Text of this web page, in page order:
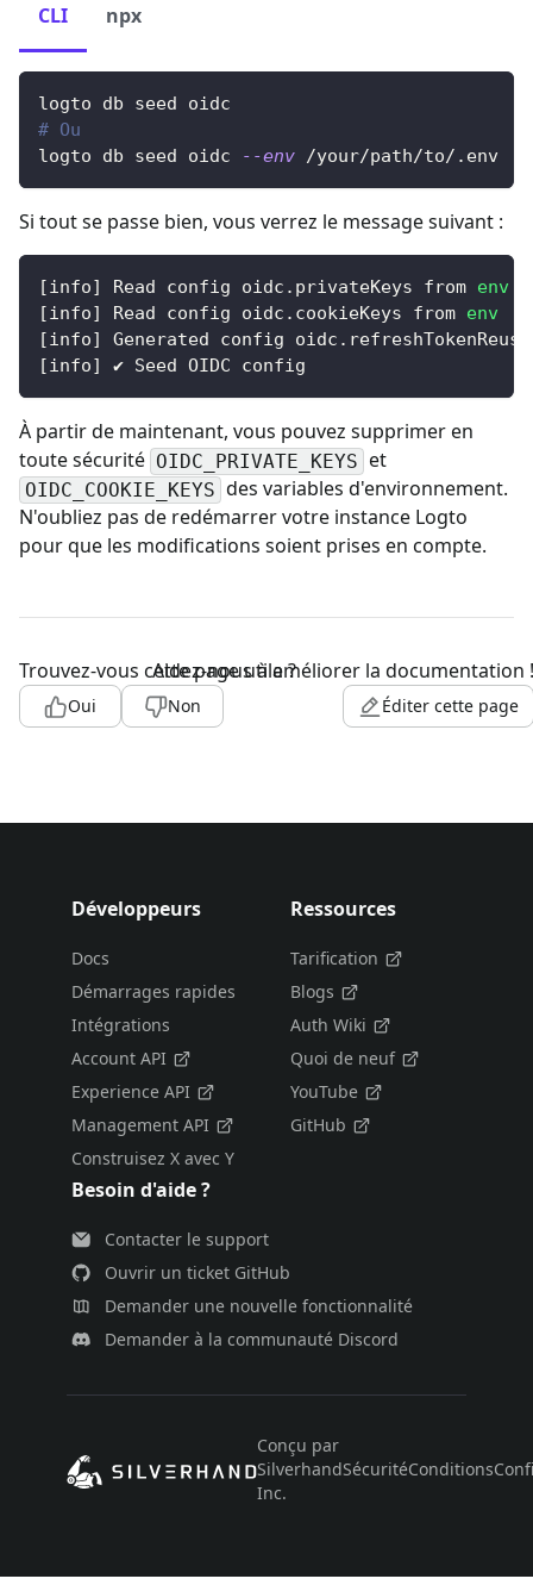
CLI npx
logto db seed oidc
# Ou
logto db seed oidc
--env /your/path/to/.env
Si tout se passe bien, vous verrez le message suivant :
[info] Read config oidc.privateKeys from env
[info] Read config oidc.cookieKeys from env
[info]
Generated config
[info] ✔ Seed OIDC config
À partir de maintenant, vous pouvez supprimer en
toute sécurité OIDC_PRIVATE_KEYS et
OIDC_COOKIE_KEYS des variables d'environnement.
N'oubliez pas de redémarrer votre instance Logto
pour que les modifications soient prises en compte.
Trouvez-vous cette page utile ?
Oui Non
Aidez-nous à améliorer la documentation !
Éditer cette page
Développeurs
Docs
Démarrages rapides
Intégrations
Account API
Experience API
Management API
Construisez X avec Y
Ressources
Tarification
Blogs
Auth Wiki
Quoi de neuf
YouTube
GitHub
Besoin d'aide ?
Contacter le support
Ouvrir un ticket GitHub
Demander une nouvelle fonctionnalité
Demander à la communauté Discord
Conçu par
Silverhand
Inc.
SécuritéConditions